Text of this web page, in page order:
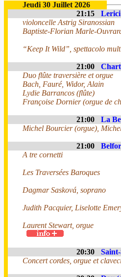
Jeudi 30 Juillet 2026
21:15
violoncelle Astrig Siranossian
Baptiste-Florian Marle-
“Keep It Wild”, spettacolo
21:00
Duo flûte traversière et orgue
Bach, Fauré, Widor, Alain
Lydie Barrancos (flûte)
Françoise Dornier (orgue de
21:00 La
Michel Bourcier (orgue),
21:00
A tre cornetti
Les Traversées Baroques
Dagmar Sasková, soprano
Judith Pacquier, Liselotte
Laurent Stewart, orgue
20:30
Concert cordes, orgue et